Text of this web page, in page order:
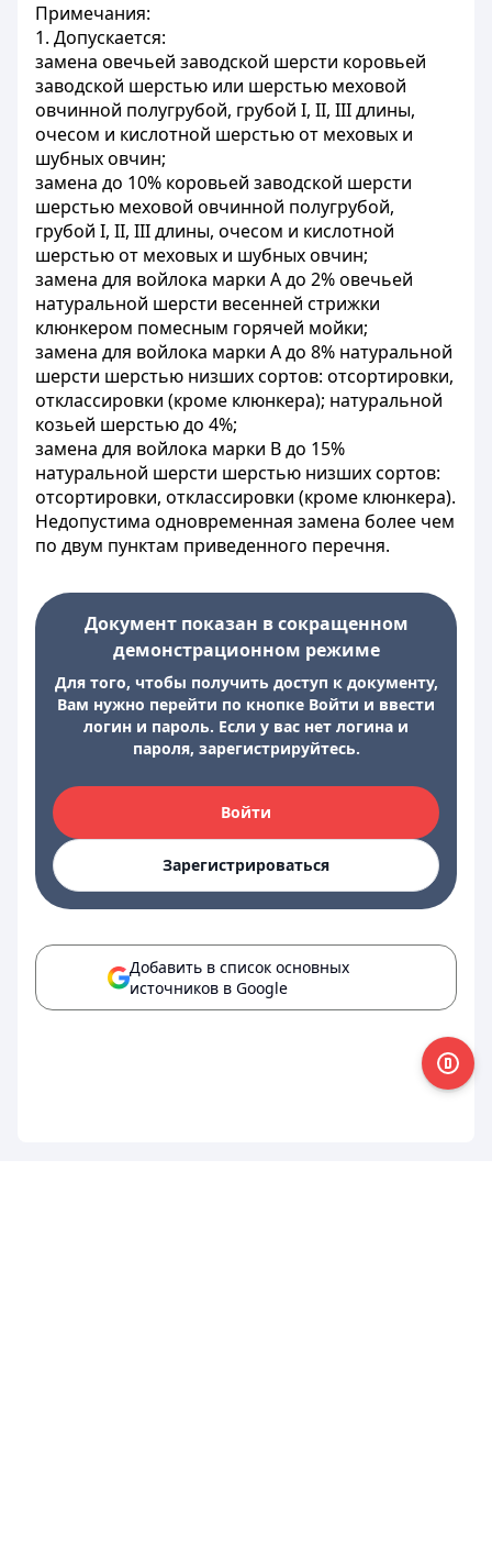
Примечания:
1. Допускается:
замена овечьей заводской шерсти коровьей
заводской шерстью или шерстью меховой
овчинной полугрубой, грубой I, II, III длины,
очесом и кислотной шерстью от меховых и
шубных овчин;
замена до 10% коровьей заводской шерсти
шерстью меховой овчинной полугрубой,
грубой I, II, III длины, очесом и кислотной
шерстью от меховых и шубных овчин;
замена для войлока марки А до 2% овечьей
натуральной шерсти весенней стрижки
клюнкером помесным горячей мойки;
замена для войлока марки А до 8% натуральной
шерсти шерстью низших сортов: отсортировки,
отклассировки (кроме клюнкера); натуральной
козьей шерстью до 4%;
замена для войлока марки В до 15%
натуральной шерсти шерстью низших сортов:
отсортировки, отклассировки (кроме клюнкера).
Недопустима одновременная замена более чем
по двум пунктам приведенного перечня.
Документ показан в сокращенном
демонстрационном режиме
Для того, чтобы получить доступ к документу,
Вам нужно перейти по кнопке Войти и ввести
логин и пароль. Если у вас нет логина и
пароля, зарегистрируйтесь.
Войти
Зарегистрироваться
Добавить в список основных
источников в Google